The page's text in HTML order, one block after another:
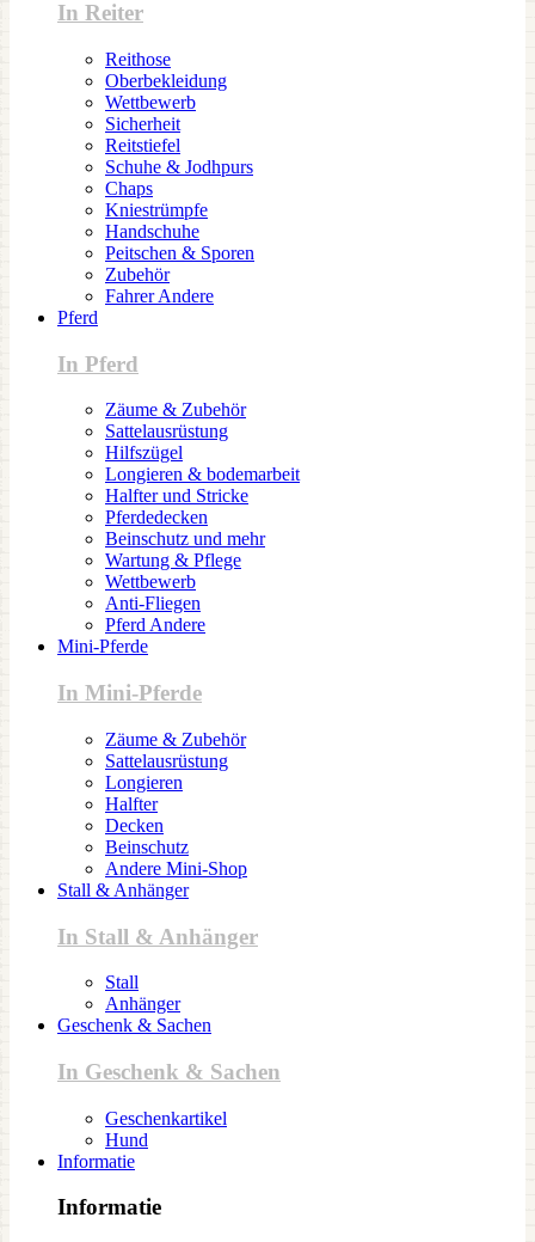
In Reiter
Reithose
Oberbekleidung
Wettbewerb
Sicherheit
Reitstiefel
Schuhe & Jodhpurs
Chaps
Kniestrümpfe
Handschuhe
Peitschen & Sporen
Zubehör
Fahrer Andere
Pferd
In Pferd
Zäume & Zubehör
Sattelausrüstung
Hilfszügel
Longieren & bodemarbeit
Halfter und Stricke
Pferdedecken
Beinschutz und mehr
Wartung & Pflege
Wettbewerb
Anti-Fliegen
Pferd Andere
Mini-Pferde
In Mini-Pferde
Zäume & Zubehör
Sattelausrüstung
Longieren
Halfter
Decken
Beinschutz
Andere Mini-Shop
Stall & Anhänger
In Stall & Anhänger
Stall
Anhänger
Geschenk & Sachen
In Geschenk & Sachen
Geschenkartikel
Hund
Informatie
Informatie